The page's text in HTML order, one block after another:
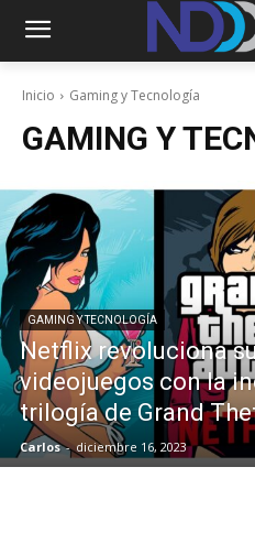
Inicio Gaming y Tecnología
GAMING Y
GAMING Y TECNOLOGÍA
Netflix revoluciona
videojuegos con la
trilogía de Grand
Carlos - diciembre 16, 2023